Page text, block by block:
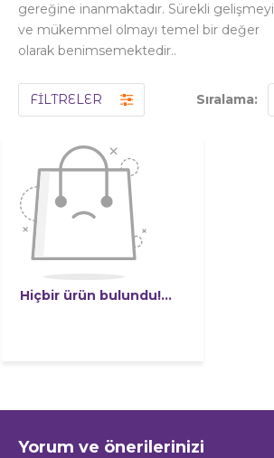
gereğine inanmaktadır. Sürekli gelişmeyi
ve mükemmel olmayı temel bir değer
olarak benimsemektedir..
FİLTRELER Sıralama:
Hiçbir ürün bulundu!...
Yorum ve önerilerinizi